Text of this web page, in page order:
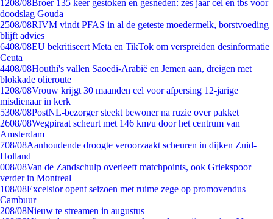
1208/08Broer 135 keer gestoken en gesneden: zes jaar cel en tbs voor
doodslag Gouda
2508/08RIVM vindt PFAS in al de geteste moedermelk, borstvoeding
blijft advies
6408/08EU bekritiseert Meta en TikTok om verspreiden desinformatie
Ceuta
4408/08Houthi's vallen Saoedi-Arabië en Jemen aan, dreigen met
blokkade olieroute
1208/08Vrouw krijgt 30 maanden cel voor afpersing 12-jarige
misdienaar in kerk
5308/08PostNL-bezorger steekt bewoner na ruzie over pakket
2608/08Wegpiraat scheurt met 146 km/u door het centrum van
Amsterdam
708/08Aanhoudende droogte veroorzaakt scheuren in dijken Zuid-
Holland
008/08Van de Zandschulp overleeft matchpoints, ook Griekspoor
verder in Montreal
108/08Excelsior opent seizoen met ruime zege op promovendus
Cambuur
208/08Nieuw te streamen in augustus